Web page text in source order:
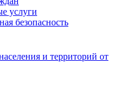
услуги
безопасность
и территорий от